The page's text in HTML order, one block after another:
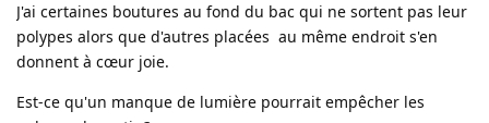
J'ai certaines boutures au fond du bac qui ne sortent pas leur
polypes alors que d'autres placées au même endroit s'en
donnent à cœur joie.
Est-ce qu'un manque de lumière pourrait empêcher les